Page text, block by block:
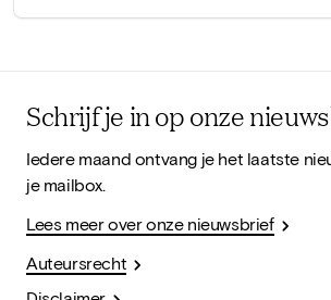
Schrijf je in op onze
Iedere maand ontvang je het laatste
je mailbox.
Lees meer over onze nieuwsbrief
Auteursrecht